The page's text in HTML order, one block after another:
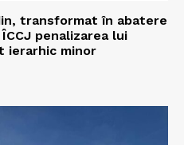
transformat în abatere
penalizarea lui
ierarhic minor